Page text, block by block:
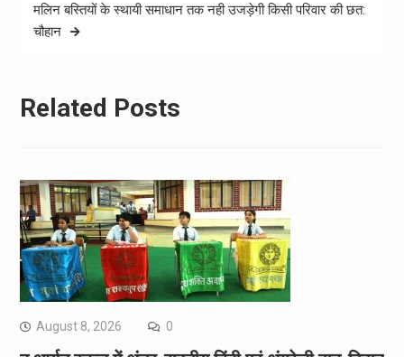
मलिन बस्तियों के स्थायी समाधान तक नही उजड़ेगी किसी परिवार की छत:
चौहान
Related Posts
August 8, 2026 0